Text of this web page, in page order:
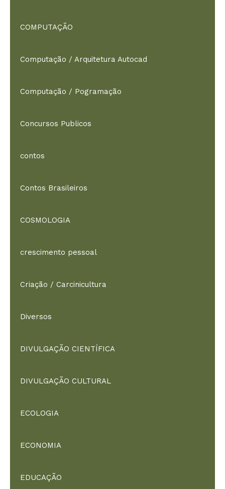
COMPUTAÇÃO
Computação / Arquitetura Autocad
Computação / Pogramação
Concursos Publicos
contos
Contos Brasileiros
COSMOLOGIA
crescimento pessoal
Criação / Carcinicultura
Diversos
DIVULGAÇÃO CIENTÍFICA
DIVULGAÇÃO CULTURAL
ECOLOGIA
ECONOMIA
EDUCAÇÃO